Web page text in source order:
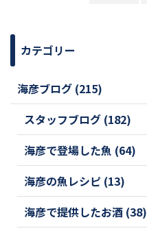
カテゴリー
海彦ブログ (215)
スタッフブログ (182)
海彦で登場した魚 (64)
海彦の魚レシピ (13)
海彦で提供したお酒 (38)